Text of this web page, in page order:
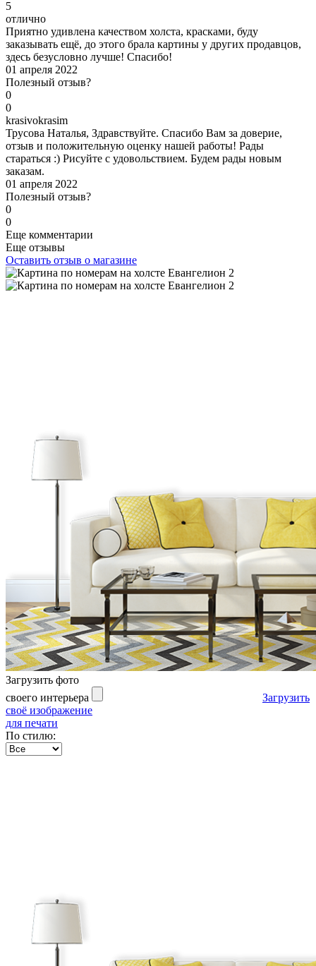
5
отлично
Приятно удивлена качеством холста, красками, буду
заказывать ещё, до этого брала картины у других продавцов,
здесь безусловно лучше! Спасибо!
01 апреля 2022
Полезный отзыв?
0
0
krasivokrasim
Трусова Наталья, Здравствуйте. Спасибо Вам за доверие,
отзыв и положительную оценку нашей работы! Рады
стараться :) Рисуйте с удовольствием. Будем рады новым
заказам.
01 апреля 2022
Полезный отзыв?
0
0
Еще комментарии
Еще отзывы
Оставить отзыв о магазине
Загрузить фото
своего интерьера
Загрузить
своё изображение
для печати
По стилю: